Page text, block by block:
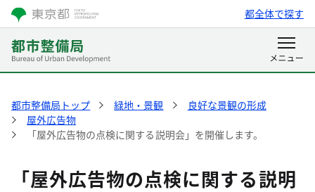
都全体で探す
都市整備局トップ 緑地・景観
良好な景観の形成
屋外広告物
「屋外広告物の点検に関する説明会」を開催します。
「屋外広告物の点検に関する説明